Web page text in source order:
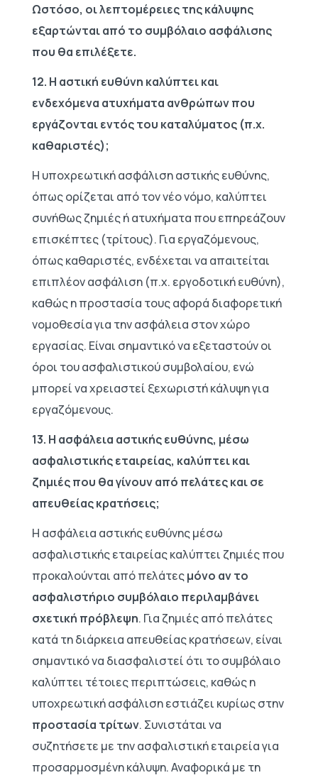
Ωστόσο, οι λεπτομέρειες της κάλυψης
εξαρτώνται από το συμβόλαιο ασφάλισης
που θα επιλέξετε.
12. Η αστική ευθύνη καλύπτει και
ενδεχόμενα ατυχήματα ανθρώπων που
εργάζονται εντός του καταλύματος (π.χ.
καθαριστές);
Η υποχρεωτική ασφάλιση αστικής ευθύνης,
όπως ορίζεται από τον νέο νόμο, καλύπτει
συνήθως ζημιές ή ατυχήματα που επηρεάζουν
επισκέπτες (τρίτους). Για εργαζόμενους,
όπως καθαριστές, ενδέχεται να απαιτείται
επιπλέον ασφάλιση (π.χ. εργοδοτική ευθύνη),
καθώς η προστασία τους αφορά διαφορετική
νομοθεσία για την ασφάλεια στον χώρο
εργασίας. Είναι σημαντικό να εξεταστούν οι
όροι του ασφαλιστικού συμβολαίου, ενώ
μπορεί να χρειαστεί ξεχωριστή κάλυψη για
εργαζόμενους.
13. Η ασφάλεια αστικής ευθύνης, μέσω
ασφαλιστικής εταιρείας, καλύπτει και
ζημιές που θα γίνουν από πελάτες και σε
απευθείας κρατήσεις;
Η ασφάλεια αστικής ευθύνης μέσω
ασφαλιστικής εταιρείας καλύπτει ζημιές που
προκαλούνται από πελάτεςμόνο αν το
ασφαλιστήριο συμβόλαιο περιλαμβάνει
σχετική πρόβλεψη. Για ζημιές από πελάτες
κατά τη διάρκεια απευθείας κρατήσεων, είναι
σημαντικό να διασφαλιστεί ότι το συμβόλαιο
καλύπτει τέτοιες περιπτώσεις, καθώς η
υποχρεωτική ασφάλιση εστιάζει κυρίως στην
προστασία τρίτων. Συνιστάται να
συζητήσετε με την ασφαλιστική εταιρεία για
προσαρμοσμένη κάλυψη. Αναφορικά με τη